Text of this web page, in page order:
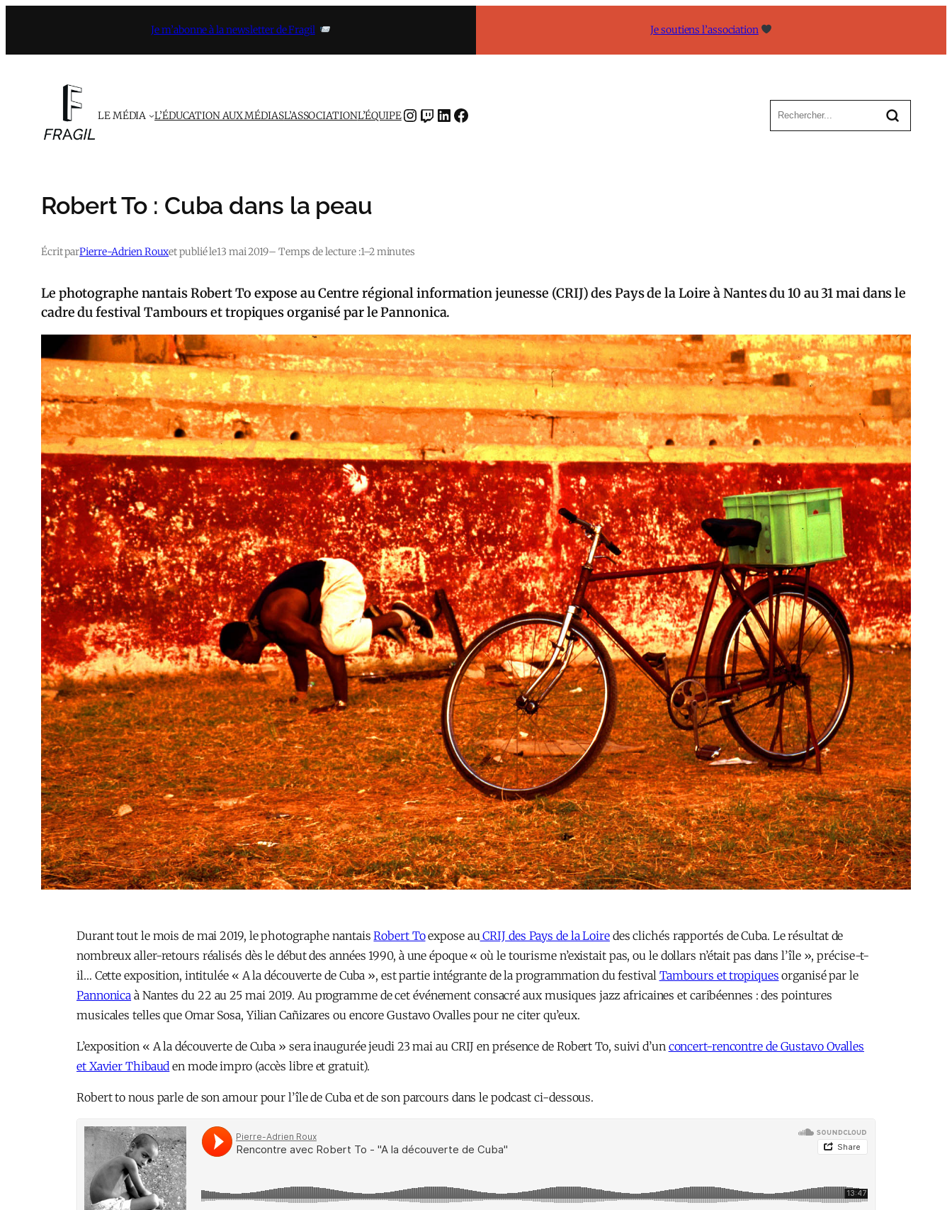
contenu
Je m’abonne à la newsletter de Fragil Je soutiens l’association
LE MÉDIA L’ÉDUCATION AUX MÉDIASL’ASSOCIATIONL’ÉQUIPEINSTAGRAMTWITCH LINKEDIN FACEBOOK
Robert To : Cuba dans la peau
Écrit parPierre-Adrien Rouxet publié le13 mai 2019– Temps de lecture :1–2 minutes
Le photographe nantais Robert To expose au Centre régional information jeunesse (CRIJ) des Pays de la Loire à Nantes du 10 au 31 mai dans le
cadre du festival Tambours et tropiques organisé par le Pannonica.
Durant tout le mois de mai 2019, le photographe nantaisRobert Toexpose au CRIJ des Pays de la Loiredes clichés rapportés de Cuba. Le résultat de
nombreux aller-retours réalisés dès le début des années 1990, à une époque « où le tourisme n’existait pas, ou le dollars n’était pas dans l’île », précise-t-
il… Cette exposition, intitulée « A la découverte de Cuba », est partie intégrante de la programmation du festival Tambours et tropiques organisé par le
Pannonica à Nantes du 22 au 25 mai 2019. Au programme de cet événement consacré aux musiques jazz africaines et caribéennes : des pointures
musicales telles que Omar Sosa, Yilian Cañizares ou encore Gustavo Ovalles pour ne citer qu’eux.
L’exposition « A la découverte de Cuba » sera inaugurée jeudi 23 mai au CRIJ en présence de Robert To, suivi d’un concert-rencontre de Gustavo Ovalles
et Xavier Thibaud en mode impro (accès libre et gratuit).
Robert to nous parle de son amour pour l’île de Cuba et de son parcours dans le podcast ci-dessous.